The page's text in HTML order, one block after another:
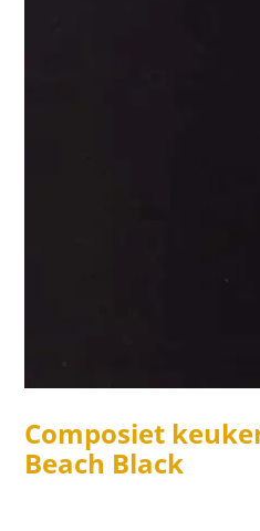
Composiet
Beach Black